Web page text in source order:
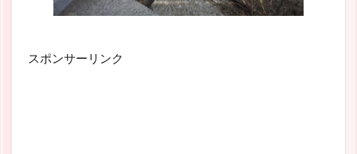
スポンサーリンク